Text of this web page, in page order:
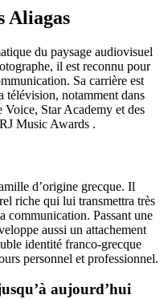
Aliagas
du paysage audiovisuel
il est reconnu pour
Sa carrière est
télévision, notamment dans
Voice, Star Academy et des
Music Awards .
d’origine grecque. Il
riche qui lui transmettra très
communication. Passant une
aussi un attachement
identité franco-grecque
personnel et professionnel.
aujourd’hui